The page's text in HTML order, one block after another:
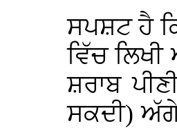
ਸਪਸ਼ਟ ਹੈ
ਵਿੱਚ
ਸ਼ਰਾਬ
ਸਕਦੀ) ਅੱਗੇ